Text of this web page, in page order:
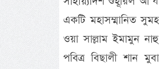
একটি মহাসম্মানিত
ওয়া সাল্লাম ইমামুন
পবিত্র বিছালী শান